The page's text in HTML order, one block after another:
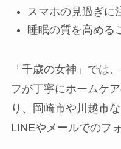
スマホの見過ぎに
睡眠の質を高める
「千歳の女神」では
フが丁寧にホームケ
り、岡崎市や川越市
LINEやメールでのフ